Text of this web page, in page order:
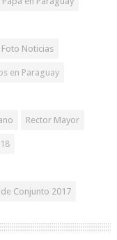
Foto Noticias
en Paraguay
Rector Mayor
Conjunto 2017